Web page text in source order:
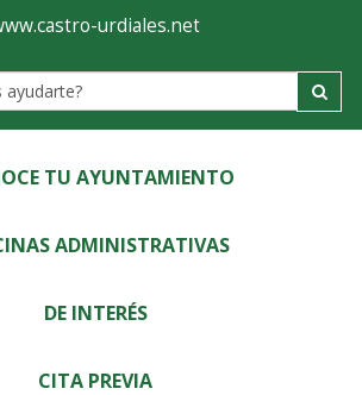
urdiales.net
Label
TU AYUNTAMIENTO
ADMINISTRATIVAS
DE INTERÉS
CITA PREVIA